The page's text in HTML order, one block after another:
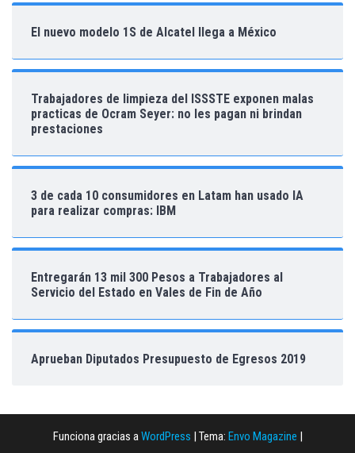
El nuevo modelo 1S de Alcatel llega a México
Trabajadores de limpieza del ISSSTE exponen malas
practicas de Ocram Seyer: no les pagan ni brindan
prestaciones
3 de cada 10 consumidores en Latam han usado IA
para realizar compras: IBM
Entregarán 13 mil 300 Pesos a Trabajadores al
Servicio del Estado en Vales de Fin de Año
Aprueban Diputados Presupuesto de Egresos 2019
Funciona gracias aWordPress Tema: Envo Magazine